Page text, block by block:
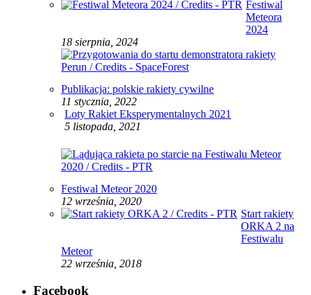
Festiwal
Meteora
2024
18 sierpnia, 2024
Publikacja: polskie rakiety cywilne
11 stycznia, 2022
Loty Rakiet Eksperymentalnych 2021
5 listopada, 2021
Festiwal Meteor 2020
12 września, 2020
Start rakiety
ORKA 2 na
Festiwalu
Meteor
22 września, 2018
Facebook